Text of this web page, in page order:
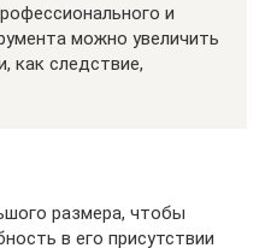
и
можно увеличить
как следствие,
размера, чтобы
в его присутствии